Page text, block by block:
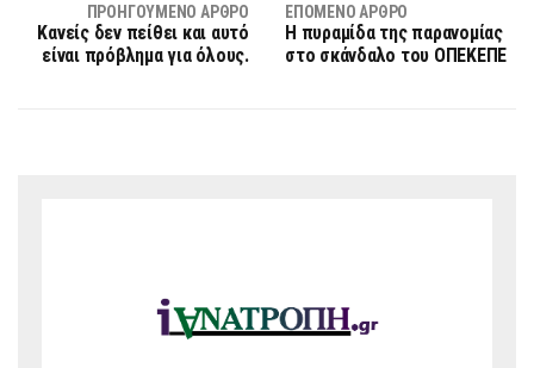
ΠΡΟΗΓΟΎΜΕΝΟ ΆΡΘΡΟ
Κανείς δεν πείθει και αυτό
είναι πρόβλημα για όλους.
ΕΠΌΜΕΝΟ ΆΡΘΡΟ
Η πυραμίδα της παρανομίας
στο σκάνδαλο του ΟΠΕΚΕΠΕ